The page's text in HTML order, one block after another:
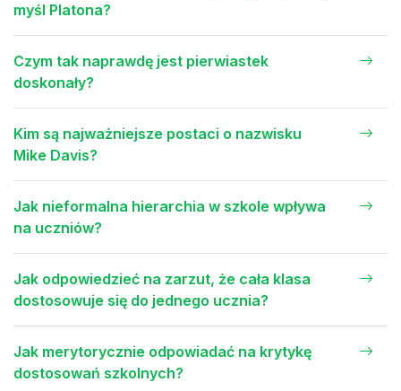
myśl Platona?
Czym tak naprawdę jest pierwiastek
doskonały?
Kim są najważniejsze postaci o nazwisku
Mike Davis?
Jak nieformalna hierarchia w szkole wpływa
na uczniów?
Jak odpowiedzieć na zarzut, że cała klasa
dostosowuje się do jednego ucznia?
Jak merytorycznie odpowiadać na krytykę
dostosowań szkolnych?